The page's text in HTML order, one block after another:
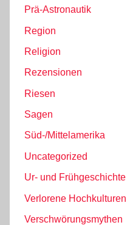
Prä-Astronautik
Region
Religion
Rezensionen
Riesen
Sagen
Süd-/Mittelamerika
Uncategorized
Ur- und Frühgeschichte
Verlorene Hochkulturen
Verschwörungsmythen